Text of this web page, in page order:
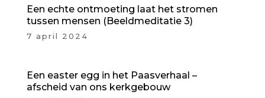
Een echte ontmoeting laat het stromen
tussen mensen (Beeldmeditatie 3)
7 april 2024
Een easter egg in het Paasverhaal –
afscheid van ons kerkgebouw